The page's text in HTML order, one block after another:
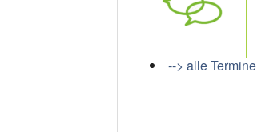
--> alle Termine